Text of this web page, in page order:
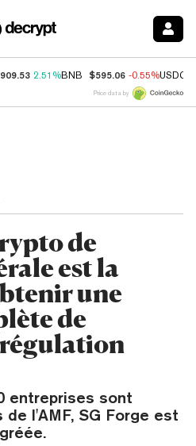
2.51%BNB $595.06 -0.55%USDC
Price data by
de
est la
une
de
entreprises sont
l'AMF, SG Forge est